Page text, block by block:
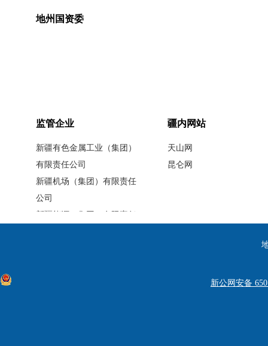
地州国资委
监管企业
新疆有色金属工业（集团）
有限责任公司
新疆机场（集团）有限责任
公司
疆内网站
天山网
昆仑网
新公网安备